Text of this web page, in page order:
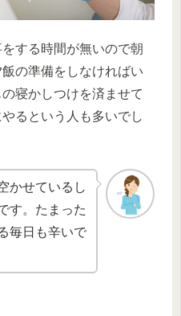
する時間が無いので朝
の準備をしなければい
寝かしつけを済ませて
るという人も多いでし
かせているし
す。たまった
毎日も辛いで